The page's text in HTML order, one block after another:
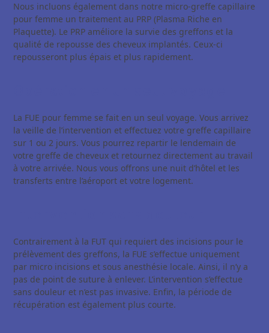
Nous incluons également dans notre micro-greffe capillaire
pour femme un traitement au PRP (Plasma Riche en
Plaquette). Le PRP améliore la survie des greffons et la
qualité de repousse des cheveux implantés. Ceux-ci
repousseront plus épais et plus rapidement.
La FUE pour femme se fait en un seul voyage. Vous arrivez
la veille de l’intervention et effectuez votre greffe capillaire
sur 1 ou 2 jours. Vous pourrez repartir le lendemain de
votre greffe de cheveux et retournez directement au travail
à votre arrivée. Nous vous offrons une nuit d’hôtel et les
transferts entre l’aéroport et votre logement.
Contrairement à la FUT qui requiert des incisions pour le
prélèvement des greffons, la FUE s’effectue uniquement
par micro incisions et sous anesthésie locale. Ainsi, il n’y a
pas de point de suture à enlever. L’intervention s’effectue
sans douleur et n’est pas invasive. Enfin, la période de
récupération est également plus courte.